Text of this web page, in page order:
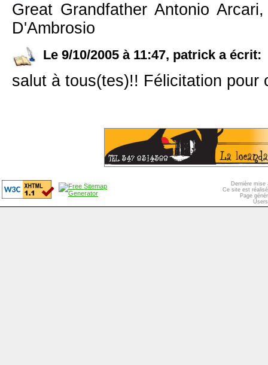
Great Grandfather Antonio
D'Ambrosio
Le 9/10/2005 à 11:47, patrick a écrit:
salut à tous(tes)!! Félicitation pour
Dernière mise
Ce site est
Page